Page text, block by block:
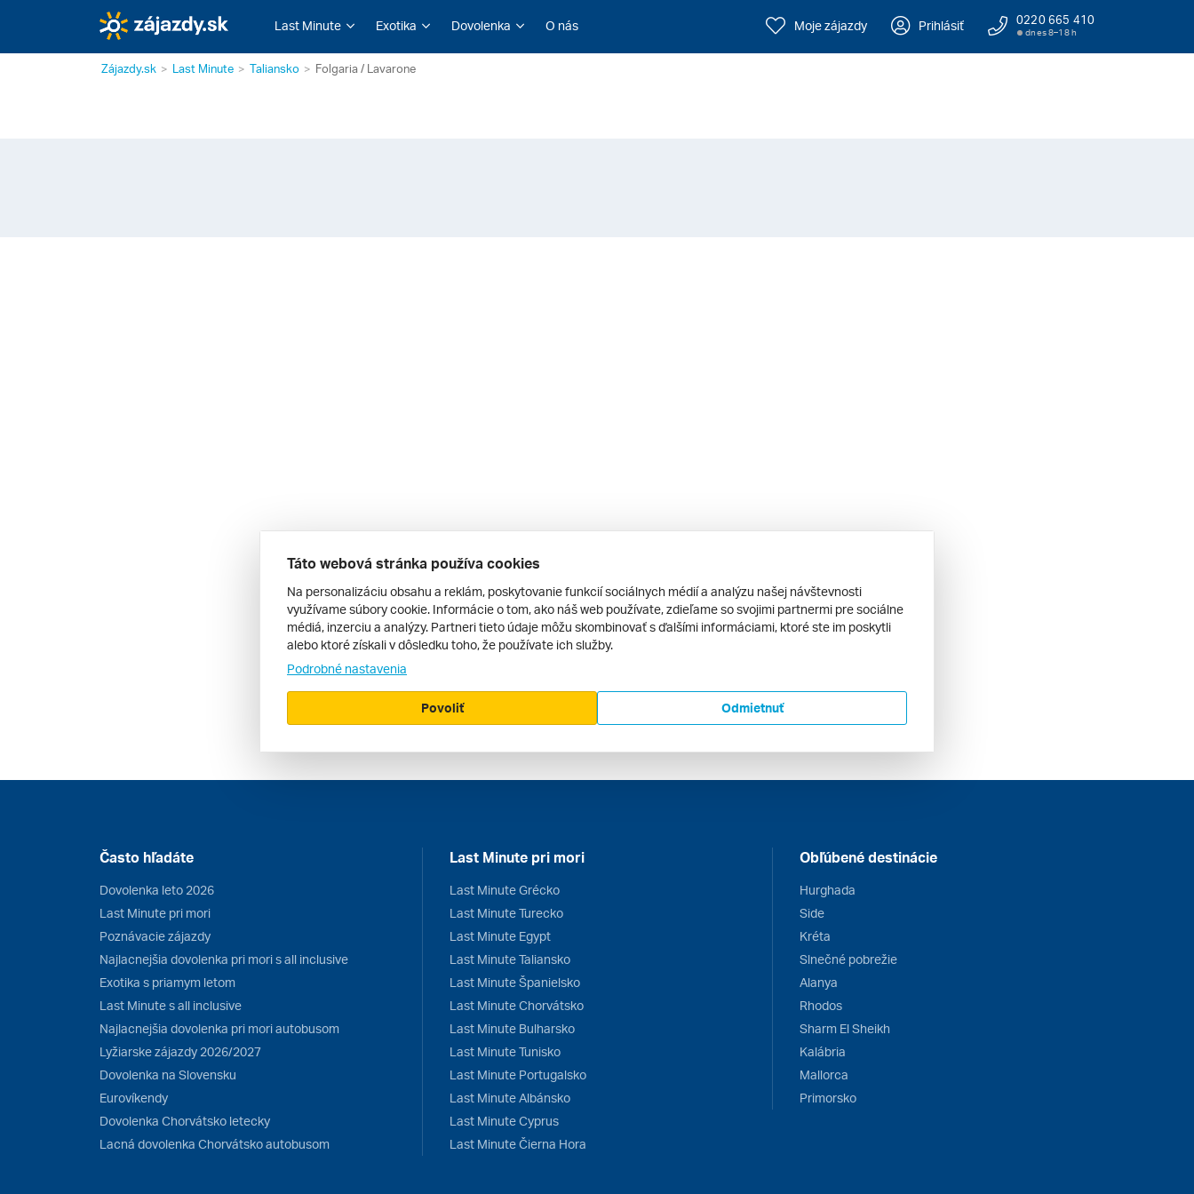
Last Minute Exotika Dovolenka O nás Moje zájazdy Prihlásiť 0220 665 410
dnes 8–18 h
Zájazdy.sk Last Minute Taliansko Folgaria / Lavarone
Často hľadáte
Dovolenka leto 2026
Last Minute pri mori
Poznávacie zájazdy
Najlacnejšia dovolenka pri mori s all inclusive
Exotika s priamym letom
Last Minute s all inclusive
Najlacnejšia dovolenka pri mori autobusom
Lyžiarske zájazdy 2026/2027
Dovolenka na Slovensku
Eurovíkendy
Dovolenka Chorvátsko letecky
Lacná dovolenka Chorvátsko autobusom
Last Minute pri mori
Last Minute Grécko
Last Minute Turecko
Last Minute Egypt
Last Minute Taliansko
Last Minute Španielsko
Last Minute Chorvátsko
Last Minute Bulharsko
Last Minute Tunisko
Last Minute Portugalsko
Last Minute Albánsko
Last Minute Cyprus
Last Minute Čierna Hora
Obľúbené destinácie
Hurghada
Side
Kréta
Slnečné pobrežie
Alanya
Rhodos
Sharm El Sheikh
Kalábria
Mallorca
Primorsko
Táto webová stránka používa cookies
Na personalizáciu obsahu a reklám, poskytovanie funkcií sociálnych médií a analýzu našej návštevnosti
využívame súbory cookie. Informácie o tom, ako náš web používate, zdieľame so svojimi partnermi pre sociálne
médiá, inzerciu a analýzy. Partneri tieto údaje môžu skombinovať s ďalšími informáciami, ktoré ste im poskytli
alebo ktoré získali v dôsledku toho, že používate ich služby.
Podrobné nastavenia
Odmietnuť
Povoliť